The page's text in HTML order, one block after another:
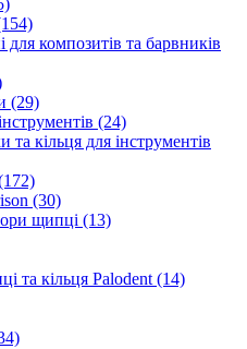
композитів та барвників
(29)
(24)
та кільця для інструментів
(30)
щипці (13)
та кільця Palodent (14)